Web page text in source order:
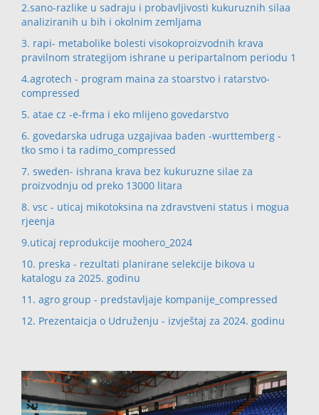
2.sano-razlike u sadraju i probavljivosti kukuruznih silaa
analiziranih u bih i okolnim zemljama
3. rapi- metabolike bolesti visokoproizvodnih krava
pravilnom strategijom ishrane u peripartalnom periodu 1
4.agrotech - program maina za stoarstvo i ratarstvo-
compressed
5. atae cz -e-frma i eko mlijeno govedarstvo
6. govedarska udruga uzgajivaa baden -wurttemberg -
tko smo i ta radimo_compressed
7. sweden- ishrana krava bez kukuruzne silae za
proizvodnju od preko 13000 litara
8. vsc - uticaj mikotoksina na zdravstveni status i mogua
rjeenja
9.uticaj reprodukcije moohero_2024
10. preska - rezultati planirane selekcije bikova u
katalogu za 2025. godinu
11. agro group - predstavljaje kompanije_compressed
12. Prezentaicja o Udruženju - izvještaj za 2024. godinu